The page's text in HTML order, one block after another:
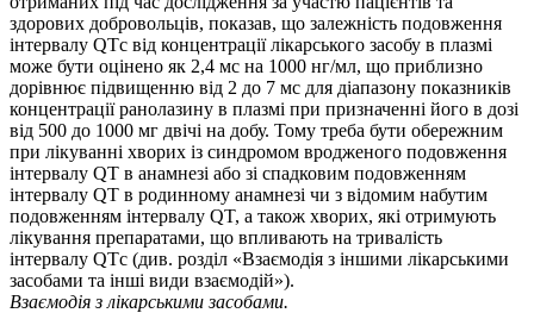
здорових добровольців, показав, що залежність подовження
інтервалу QTс від концентрації лікарського засобу в плазмі
може бути оцінено як 2,4 мс на 1000 нг/мл, що приблизно
дорівнює підвищенню від 2 до 7 мс для діапазону показників
концентрації ранолазину в плазмі при призначенні його в дозі
від 500 до 1000 мг двічі на добу. Тому треба бути обережним
при лікуванні хворих із синдромом вродженого подовження
інтервалу QT в анамнезі або зі спадковим подовженням
інтервалу QT в родинному анамнезі чи з відомим набутим
подовженням інтервалу QT, а також хворих, які отримують
лікування препаратами, що впливають на тривалість
інтервалу QTс (див. розділ «Взаємодія з іншими лікарськими
засобами та інші види взаємодій»).
Взаємодія з лікарськими засобами.